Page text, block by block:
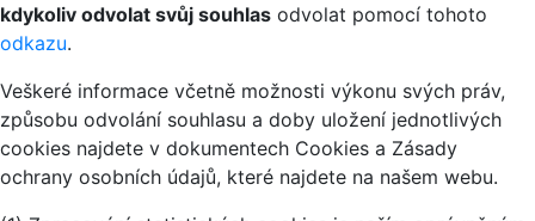
kdykoliv odvolat svůj souhlas odvolat pomocí tohoto
odkazu.
Veškeré informace včetně možnosti výkonu svých práv,
způsobu odvolání souhlasu a doby uložení jednotlivých
cookies najdete v dokumentech Cookies a Zásady
ochrany osobních údajů, které najdete na našem webu.